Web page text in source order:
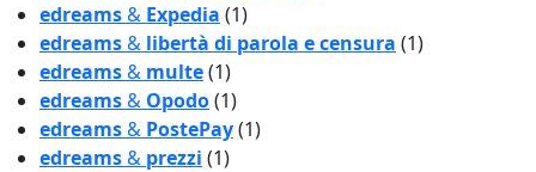
edreams& Expedia (1)
edreams& libertà di parola e censura (1)
edreams& multe(1)
edreams& Opodo(1)
edreams& PostePay(1)
edreams& prezzi (1)